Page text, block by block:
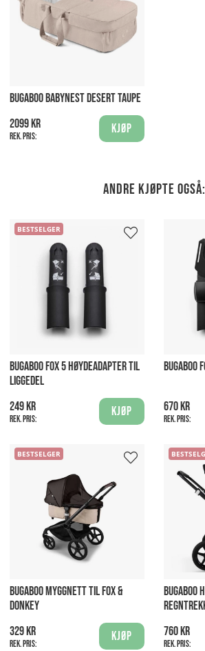
BUGABOO BABYNEST DESERT TAUPE
2099 kr
Rek. pris:
Kjøp
Andre kjøpte også:
BESTSELGER
BUGABOO FOX 5 HØYDEADAPTER TIL
LIGGEDEL
249 kr
Rek. pris:
Kjøp
BUGABOO
670 kr
Rek. pris:
BESTSELGER
BUGABOO MYGGNETT TIL FOX &
DONKEY
329 kr
Rek. pris:
Kjøp
BUGABOO
760 kr
Rek. pris: